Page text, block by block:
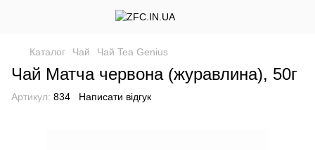
Каталог Чай Чай Tea Genius
Чай Матча червона (журавлина), 50г
Артикул: 834 Написати відгук